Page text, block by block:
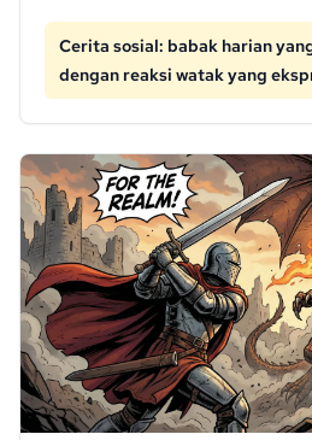
Cerita sosial: babak harian
dengan reaksi watak yang